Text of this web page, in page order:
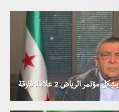
الرياض 2 علامة فارقة